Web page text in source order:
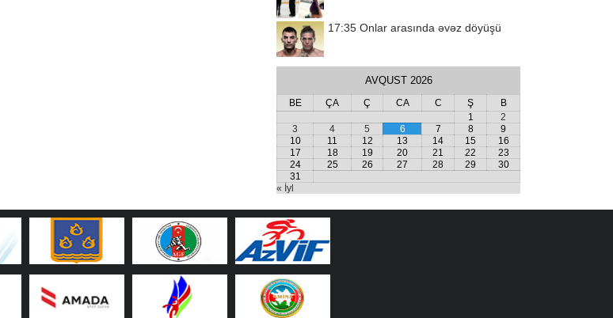
17:35 Onlar arasında əvəz döyüşü
AVQUST 2026
BE ÇA Ç CA C Ş
B
1
2
3
4 5 6 7 8
9
10
11 12 13 14 15
16
17
18 19 20 21 22
23
24
25 26 27 28 29
30
31
« İyl